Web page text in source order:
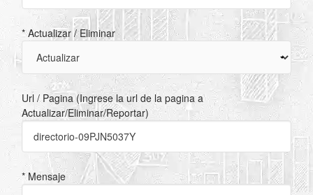
* Actualizar / Eliminar
Url / Pagina (Ingrese la url de la pagina a
Actualizar/Eliminar/Reportar)
* Mensaje